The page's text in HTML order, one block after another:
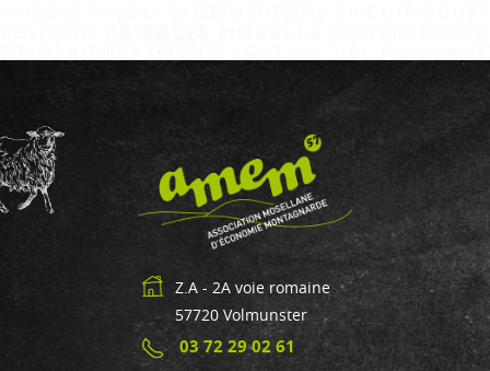
Z.A - 2A voie romaine
57720 Volmunster
03 72 29 02 61